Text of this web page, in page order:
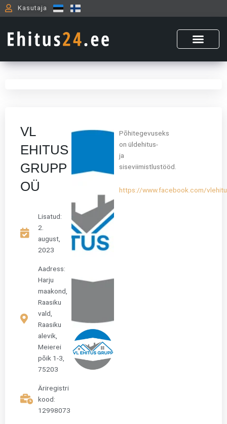
Skip
to
Kasutaja
VL
EHITUS
GRUPP
OÜ
Lisatud:
2.
august,
2023
Aadress:
Harju
maakond,
Raasiku
vald,
Raasiku
alevik,
Meierei
põik 1-3,
75203
Äriregistri
kood:
12998073
Põhitegevuseks
on üldehitus-
ja
siseviimistlustööd.
https://www.facebook.com/